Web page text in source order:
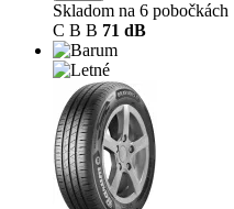
Skladom na 6 pobočkách
C B B 71 dB